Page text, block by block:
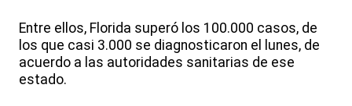
Entre ellos, Florida superó los 100.000 casos, de
los que casi 3.000 se diagnosticaron el lunes, de
acuerdo a las autoridades sanitarias de ese
estado.